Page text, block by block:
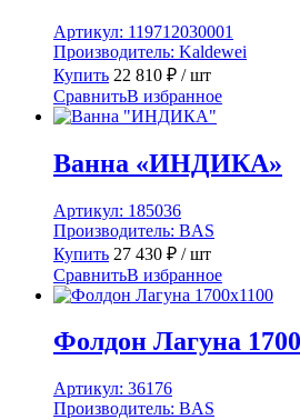
Артикул: 119712030001
Производитель: Kaldewei
Купить 22 810 ₽ / шт
СравнитьВ избранное
Ванна «ИНДИКА»
Артикул: 185036
Производитель: BAS
Купить 27 430 ₽ / шт
СравнитьВ избранное
Фолдон Лагуна
Артикул: 36176
Производитель: BAS